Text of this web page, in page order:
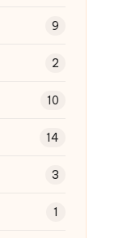
9
2
10
14
3
1